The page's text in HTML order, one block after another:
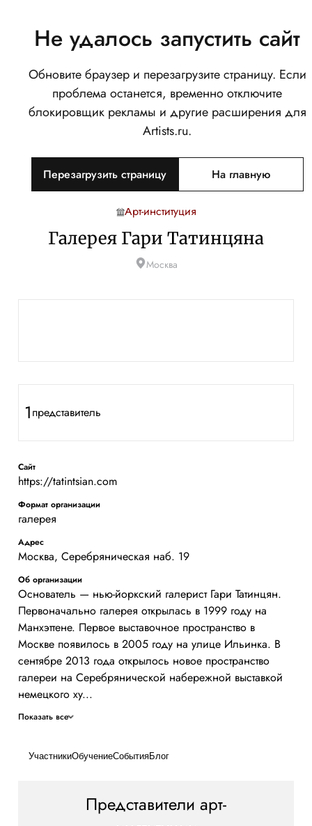
Не удалось запустить сайт
Обновите браузер и перезагрузите страницу. Если
проблема останется, временно отключите
блокировщик рекламы и другие расширения для
Artists.ru.
Перезагрузить страницу На главную
Арт-институция
Галерея Гари Татинцяна
Москва
1представитель
Сайт
https://tatintsian.com
Формат организации
галерея
Адрес
Москва, Серебряническая наб. 19
Об организации
Основатель — нью-йоркский галерист Гари Татинцян.
Первоначально галерея открылась в 1999 году на
Манхэттене. Первое выставочное пространство в
Москве появилось в 2005 году на улице Ильинка. В
сентябре 2013 года открылось новое пространство
галереи на Серебрянической набережной выставкой
немецкого ху...
Показать все
УчастникиОбучениеСобытияБлог
Представители арт-